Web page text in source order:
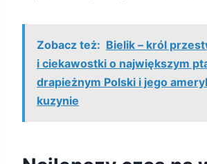
Zobacz też: Bielik – król
i ciekawostki o największym
drapieżnym Polski i jego
kuzynie